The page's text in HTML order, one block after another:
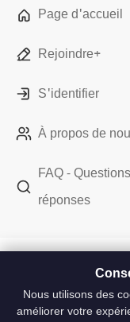
Page d'accueil
Rejoindre+
S'identifier
À propos de
FAQ -
réponses
Nous utilisons des
améliorer votre